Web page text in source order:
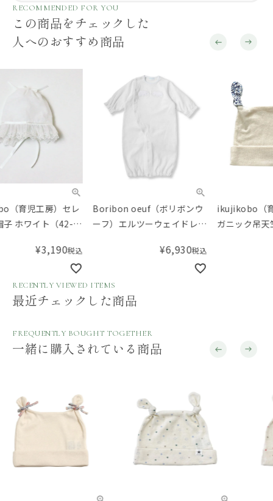
RECOMMENDED FOR YOU
この商品をチェックした
人へのおすすめ商品
Boribon oeuf（ボリボンウ
ーフ）エルツーウェイドレ
70cm）
¥6,930
ikujikobo（育児工房）オー
ガニック吊天竺 帽子 リバテ
Adelajda（アデラジャ）
¥2,310
ガ
RECENTLY VIEWED ITEMS
最近チェックした商品
FREQUENTLY BOUGHT TOGETHER
一緒に購入されている商品